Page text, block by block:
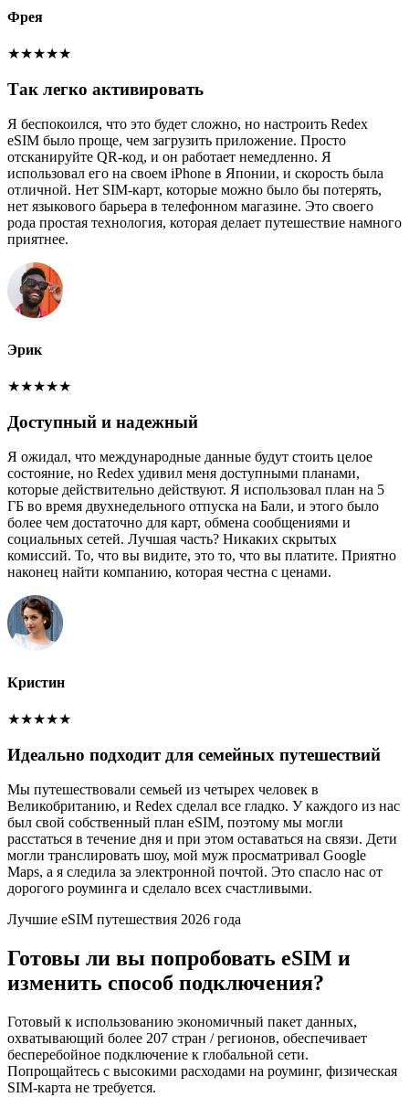
Фрея
★★★★★
Так легко активировать
Я беспокоился, что это будет сложно, но настроить Redex
eSIM было проще, чем загрузить приложение. Просто
отсканируйте QR-код, и он работает немедленно. Я
использовал его на своем iPhone в Японии, и скорость была
отличной. Нет SIM-карт, которые можно было бы потерять,
нет языкового барьера в телефонном магазине. Это своего
рода простая технология, которая делает путешествие намного
приятнее.
Эрик
★★★★★
Доступный и надежный
Я ожидал, что международные данные будут стоить целое
состояние, но Redex удивил меня доступными планами,
которые действительно действуют. Я использовал план на 5
ГБ во время двухнедельного отпуска на Бали, и этого было
более чем достаточно для карт, обмена сообщениями и
социальных сетей. Лучшая часть? Никаких скрытых
комиссий. То, что вы видите, это то, что вы платите. Приятно
наконец найти компанию, которая честна с ценами.
Кристин
★★★★★
Идеально подходит для семейных путешествий
Мы путешествовали семьей из четырех человек в
Великобританию, и Redex сделал все гладко. У каждого из нас
был свой собственный план eSIM, поэтому мы могли
расстаться в течение дня и при этом оставаться на связи. Дети
могли транслировать шоу, мой муж просматривал Google
Maps, а я следила за электронной почтой. Это спасло нас от
дорогого роуминга и сделало всех счастливыми.
Лучшие eSIM путешествия 2026 года
Готовы ли вы попробовать eSIM и
изменить способ подключения?
Готовый к использованию экономичный пакет данных,
охватывающий более 207 стран / регионов, обеспечивает
бесперебойное подключение к глобальной сети.
Попрощайтесь с высокими расходами на роуминг, физическая
SIM-карта не требуется.